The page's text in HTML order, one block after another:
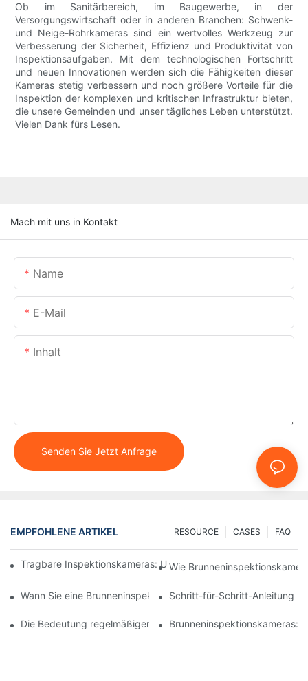
Ob im Sanitärbereich, im Baugewerbe, in der
Versorgungswirtschaft oder in anderen Branchen: Schwenk-
und Neige-Rohrkameras sind ein wertvolles Werkzeug zur
Verbesserung der Sicherheit, Effizienz und Produktivität von
Inspektionsaufgaben. Mit dem technologischen Fortschritt
und neuen Innovationen werden sich die Fähigkeiten dieser
Kameras stetig verbessern und noch größere Vorteile für die
Inspektion der komplexen und kritischen Infrastruktur bieten,
die unsere Gemeinden und unser tägliches Leben unterstützt.
Vielen Dank fürs Lesen.
Mach mit uns in Kontakt
Name
E-Mail
Inhalt
Senden Sie Jetzt Anfrage
EMPFOHLENE ARTIKEL FAQ
CASES
RESOURCE
Tragbare Inspektionskameras: Unverzichtbare Werkzeuge für
Wie
Wann Sie eine Brunneninspektionskamera verwenden sollten:
Schritt-für-Schritt-Anleitung
Die Bedeutung regelmäßiger Brunneninspektionen mit
Brunneninspektionskameras: